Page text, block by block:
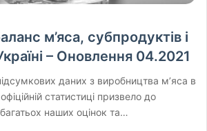
м’яса, субпродуктів і
– Оновлення 04.2021
даних з виробництва м’яса в
статистиці призвело до
наших оцінок та…